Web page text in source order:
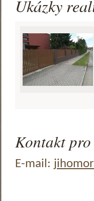
Ukázky
Kontakt
E-mail: